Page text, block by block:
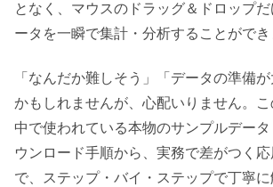
となく、マウスのドラッグ＆ドロップ
ータを一瞬で集計・分析することができ
「なんだか難しそう」「データの準備
かもしれませんが、心配いりません。
中で使われている本物のサンプルデー
ウンロード手順から、実務で差がつく応
で、ステップ・バイ・ステップで丁寧に